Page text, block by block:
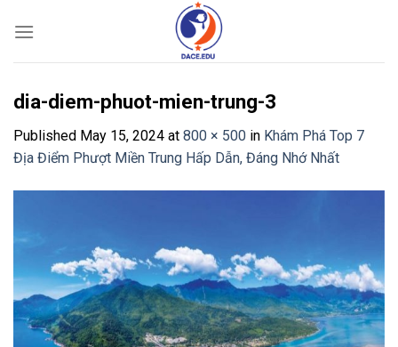
dia-diem-phuot-mien-trung-3
Published May 15, 2024 at 800 × 500 in Khám Phá Top 7
Địa Điểm Phượt Miền Trung Hấp Dẫn, Đáng Nhớ Nhất